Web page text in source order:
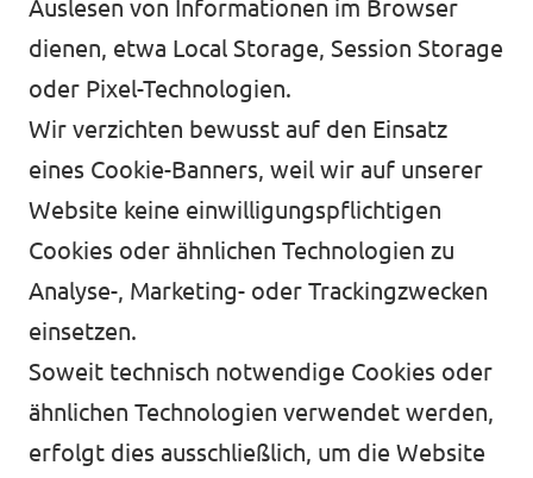
Auslesen von Informationen im Browser
dienen, etwa Local Storage, Session Storage
oder Pixel-Technologien.
Wir verzichten bewusst auf den Einsatz
eines Cookie-Banners, weil wir auf unserer
Website keine einwilligungspflichtigen
Cookies oder ähnlichen Technologien zu
Analyse-, Marketing- oder Trackingzwecken
einsetzen.
Soweit technisch notwendige Cookies oder
ähnlichen Technologien verwendet werden,
erfolgt dies ausschließlich, um die Website